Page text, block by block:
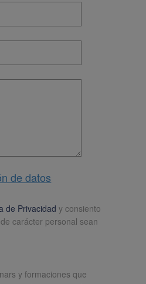
de datos
de Privacidad y consiento
carácter personal sean
y formaciones que